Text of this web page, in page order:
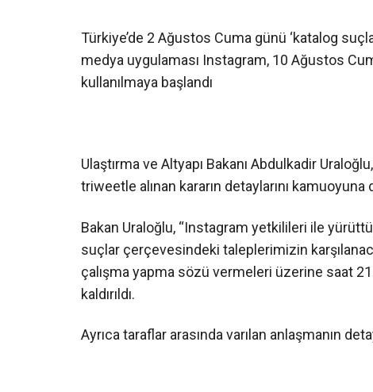
Türkiye’de 2 Ağustos Cuma günü ‘katalog
medya uygulaması Instagram, 10 Ağustos
kullanılmaya başlandı
Ulaştırma ve Altyapı Bakanı Abdulkadir
triweetle alınan kararın detaylarını kamuoyuna
Bakan Uraloğlu, “Instagram yetkilileri ile
suçlar çerçevesindeki taleplerimizin
çalışma yapma sözü vermeleri üzerine saat
kaldırıldı.
Ayrıca taraflar arasında varılan anlaşmanın